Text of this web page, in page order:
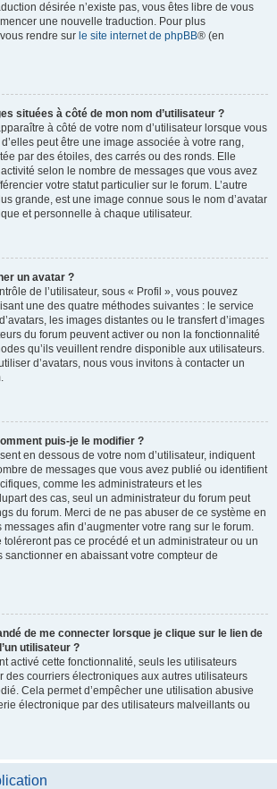
désirée n’existe pas, vous êtes libre de vous
une nouvelle traduction. Pour plus
rendre sur le site internet de phpBB® (en
situées à côté de mon nom d’utilisateur ?
à côté de votre nom d’utilisateur lorsque vous
peut être une image associée à votre rang,
par des étoiles, des carrés ou des ronds. Elle
selon le nombre de messages que vous avez
votre statut particulier sur le forum. L’autre
grande, est une image connue sous le nom d’avatar
et personnelle à chaque utilisateur.
un avatar ?
de l’utilisateur, sous « Profil », vous pouvez
une des quatre méthodes suivantes : le service
les images distantes ou le transfert d’images
du forum peuvent activer ou non la fonctionnalité
qu’ils veuillent rendre disponible aux utilisateurs.
d’avatars, nous vous invitons à contacter un
puis-je le modifier ?
en dessous de votre nom d’utilisateur, indiquent
de messages que vous avez publié ou identifient
comme les administrateurs et les
des cas, seul un administrateur du forum peut
du forum. Merci de ne pas abuser de ce système en
afin d’augmenter votre rang sur le forum.
toléreront pas ce procédé et un administrateur ou un
sanctionner en abaissant votre compteur de
de me connecter lorsque je clique sur le lien de
utilisateur ?
activé cette fonctionnalité, seuls les utilisateurs
des courriers électroniques aux autres utilisateurs
Cela permet d’empêcher une utilisation abusive
électronique par des utilisateurs malveillants ou